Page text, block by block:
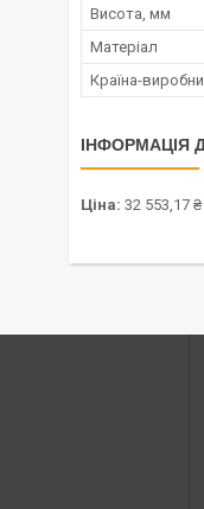
Висота, мм
Матеріал
Країна-
ІНФОРМАЦІЯ
Ціна: 32 553,17 ₴